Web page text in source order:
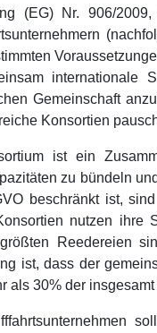
(EG) Nr. 906/
internationale
Gemeinschaft
Konsortien
ist ein
zu bündeln
beschränkt ist,
nutzen ihre
Reedereien
ist, dass der
als 30% der